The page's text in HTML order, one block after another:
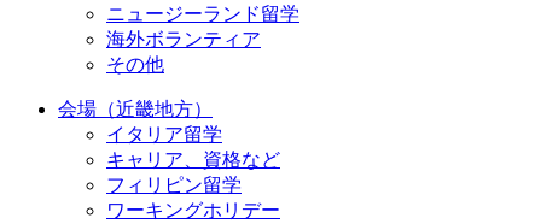
ニュージーランド留学
海外ボランティア
その他
会場（近畿地方）
イタリア留学
キャリア、資格など
フィリピン留学
ワーキングホリデー